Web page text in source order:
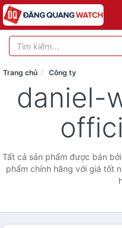
Trang chủ Công ty
daniel-
Tất cả sản phẩm được bán
phẩm chính hãng với giá tốt